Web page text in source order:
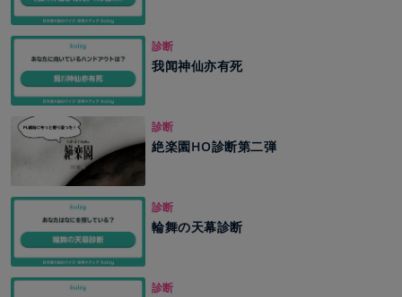
診断
我闻神仙亦有死
診断
絶楽園HO診断第二弾
診断
輪舞の天幕診断
診断